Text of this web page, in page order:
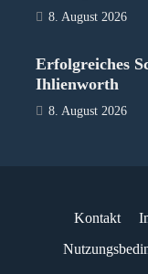
8. August 2026
Erfolgreiches
Ihlienworth
8. August 2026
Kontakt